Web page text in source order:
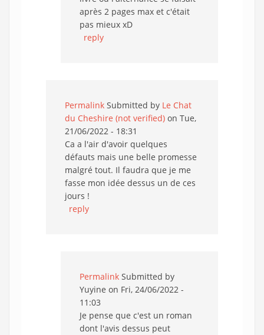
après 2 pages max et c'était
pas mieux xD
reply
Permalink Submitted by Le Chat
du Cheshire (not verified) on Tue,
21/06/2022 - 18:31
Ca a l'air d'avoir quelques
défauts mais une belle promesse
malgré tout. Il faudra que je me
fasse mon idée dessus un de ces
jours !
reply
Permalink Submitted by
Yuyine on Fri, 24/06/2022 -
11:03
Je pense que c'est un roman
dont l'avis dessus peut